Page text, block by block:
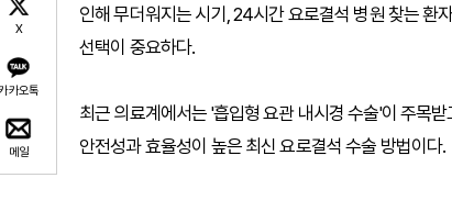
X
카오톡
메일
인해 무더워지는 시기, 24시간 요로결석 병원 찾는 환
선택이 중요하다.
최근 의료계에서는 '흡입형 요관 내시경 수술'이 주목
안전성과 효율성이 높은 최신 요로결석 수술 방법이다.